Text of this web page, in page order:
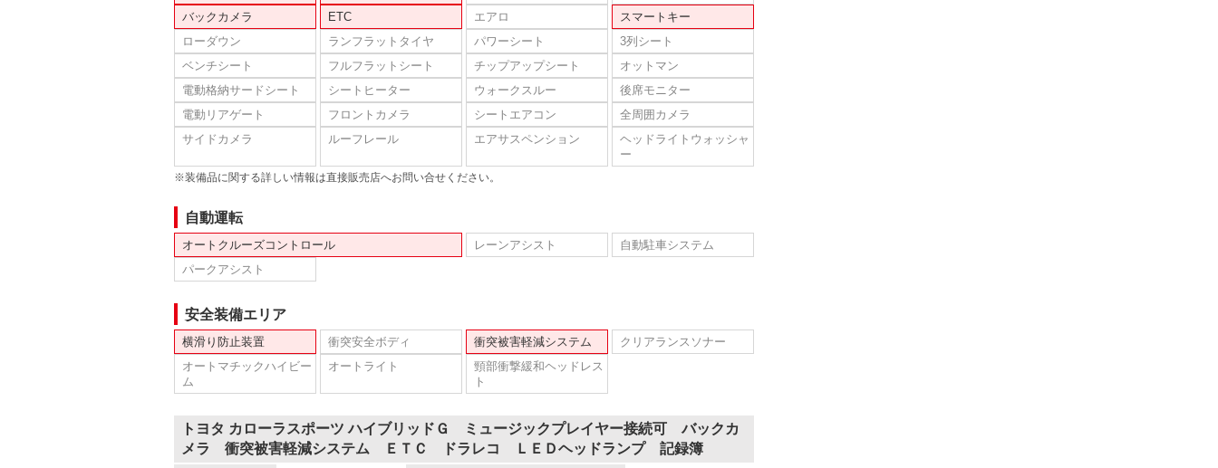
バックカメラ
ETC エアロ
スマートキー
ローダウン
ランフラットタイヤ パワーシート
3列シート
ベンチシート
フルフラットシート チップアップシート
オットマン
電動格納サードシート
シートヒーター ウォークスルー
後席モニター
電動リアゲート
フロントカメラ シートエアコン
全周囲カメラ
サイドカメラ
ルーフレール エアサスペンション
ヘッドライトウォッシャ
ー
※装備品に関する詳しい情報は直接販売店へお問い合せください。
自動運転
オートクルーズコントロール レーンアシスト
自動駐車システム
パークアシスト
安全装備エリア
横滑り防止装置 衝突安全ボディ 衝突被害軽減システム
クリアランスソナー
オートマチックハイビー
ム
オートライト
頸部衝撃緩和ヘッドレス
ト
トヨタ カローラスポーツ ハイブリッドＧ ミュージックプレイヤー接続可 バックカ
メラ 衝突被害軽減システム ＥＴＣ ドラレコ ＬＥＤヘッドランプ 記録簿